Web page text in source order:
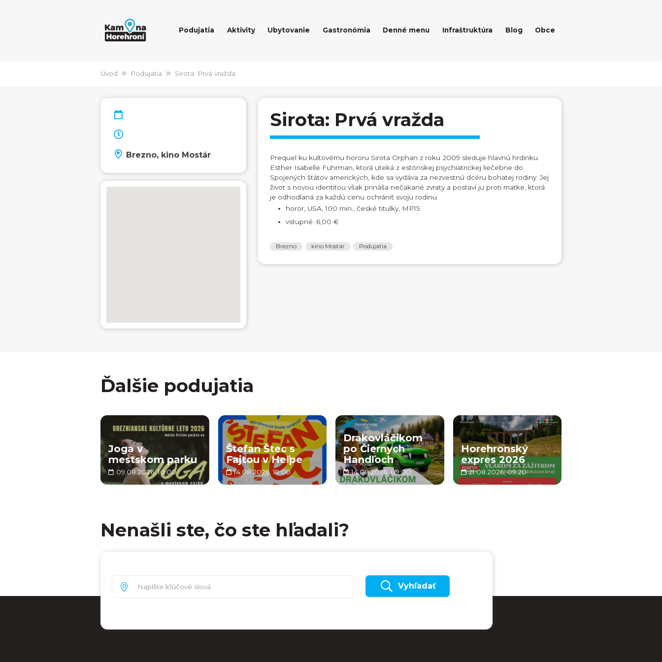
Podujatia Aktivity Ubytovanie Gastronómia Denné menu Infraštruktúra Blog Obce
Úvod Podujatia Sirota: Prvá vražda
Brezno, kino Mostár
Sirota: Prvá vražda
Prequel ku kultovému hororu Sirota Orphan z roku 2009 sleduje hlavnú hrdinku.
Esther Isabelle Fuhrman, ktorá uteká z estónskej psychiatrickej liečebne do
Spojených štátov amerických, kde sa vydáva za nezvestnú dcéru bohatej rodiny. Jej
život s novou identitou však prináša nečakané zvraty a postaví ju proti matke, ktorá
je odhodlaná za každú cenu ochrániť svoju rodinu.
horor, USA, 100 min., české titulky, MP15
vstupné: 6,00 €
Brezno kino Mostár Podujatia
Ďalšie podujatia
Joga v
mestskom parku
09.08.2026, 10:00
Štefan Štec s
Fajtou v Heľpe
14.08.2026, 19:00
Drakovláčikom
po Čiernych
Handľoch
14.08.2026, 09:00
Horehronský
expres 2026
21.08.2026, 09:20
Nenašli ste, čo ste hľadali?
Vyhľadať